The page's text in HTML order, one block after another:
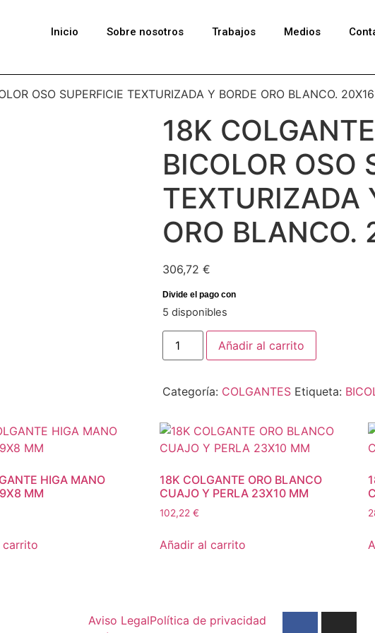
Inicio Sobre nosotros Trabajos Medios
OSO SUPERFICIE TEXTURIZADA Y BORDE ORO BLANCO. 20X16
18K
BICOLOR OSO
TEXTURIZADA
ORO BLANCO.
306,72 €
5 disponibles
Añadir al carrito
Categoría: COLGANTES Etiqueta:
HIGA MANO
MM
carrito
18K COLGANTE ORO BLANCO
CUAJO Y PERLA 23X10 MM
102,22€
Añadir al carrito
Aviso LegalPolítica de privacidad